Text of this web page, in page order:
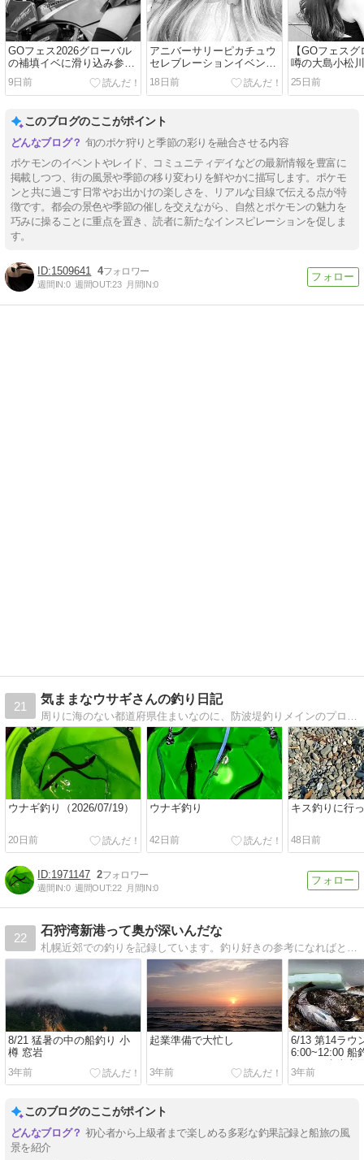
GOフェス2026グローバル
の補填イベに滑り込み参
戦！キングダム、羽田にも
GOして来た！
9日前
アニバーサリーピカチュウ
セレブレーションイベント
（すこしだけ神宮ピカ）
18日前
【GOフェス
噂の大島小松
GO！
25日前
このブログのここがポイント
旬のポケ狩りと季節の彩りを融合させる内容
ポケモンのイベントやレイド、コミュニティデイなどの最新情報を豊富に
掲載しつつ、街の風景や季節の移り変わりを鮮やかに描写します。ポケモ
ンと共に過ごす日常やお出かけの楽しさを、リアルな目線で伝える点が特
徴です。都会の景色や季節の催しを交えながら、自然とポケモンの魅力を
巧みに操ることに重点を置き、読者に新たなインスピレーションを促しま
す。
1509641 4
週間IN:0 週間OUT:23 月間IN:0
21
気ままなウサギさんの釣り日記
ウナギ釣り（2026/07/19）
20日前
ウナギ釣り
42日前
キス釣りに行
48日前
1971147 2
週間IN:0 週間OUT:22 月間IN:0
22
石狩湾新港って奥が深いんだな
札幌近郊での釣りを記録しています。釣り好きの参考になればという感じでございます
8/21 猛暑の中の船釣り 小
樽 窓岩
3年前
起業準備で大忙し
3年前
6/13 第14ラウ
6:00~12:00 船
タモイ 赤岩方
ソイ カジカ
3年前
このブログのここがポイント
初心者から上級者まで楽しめる多彩な釣果記録と船旅の風
景を紹介